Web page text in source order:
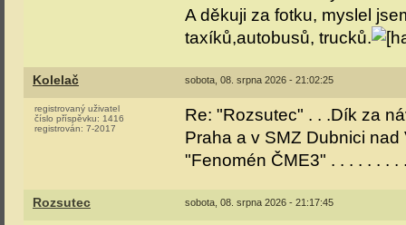
A děkuji za fotku, myslel
taxíků,autobusů, trucků.
Kolelač sobota, 08. srpna 2026 - 21:02:25
registrovaný uživatel
číslo příspěvku: 1416
registrován: 7-2017
Re: "Rozsutec" . . .Dík za
Praha a v SMZ Dubnici
"Fenomén ČME3" . . . . . . . .
Rozsutec sobota, 08. srpna 2026 - 21:17:45